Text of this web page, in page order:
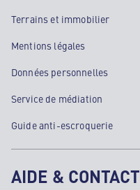
Terrains et immobilier
Mentions légales
Données personnelles
Service de médiation
Guide anti-escroquerie
AIDE & CONTACT